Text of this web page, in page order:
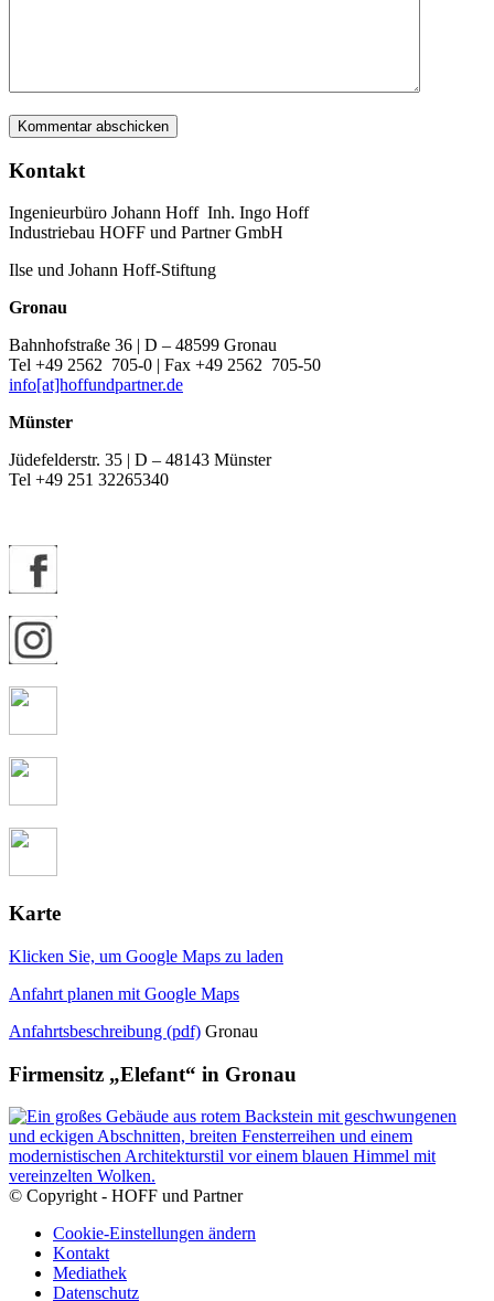
Kontakt
Ingenieurbüro Johann Hoff Inh. Ingo Hoff
Industriebau HOFF und Partner GmbH
Ilse und Johann Hoff-Stiftung
Gronau
Bahnhofstraße 36 | D – 48599 Gronau
Tel +49 2562 705-0 | Fax +49 2562 705-50
info[at]hoffundpartner.de
Münster
Jüdefelderstr. 35 | D – 48143 Münster
Tel +49 251 32265340
Karte
Klicken Sie, um Google Maps zu laden
Anfahrt planen mit Google Maps
Anfahrtsbeschreibung (pdf) Gronau
Firmensitz „Elefant“ in Gronau
© Copyright - HOFF und Partner
Cookie-Einstellungen ändern
Kontakt
Mediathek
Datenschutz